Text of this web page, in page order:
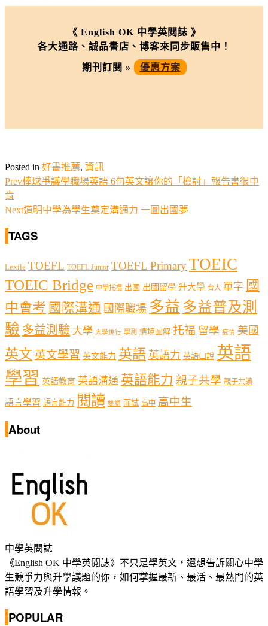
《 English OK 中學英閱誌 》
各大通路、誠品書店、博客來同步販售中！
期刊訂閱 » 優惠方案
Posted in 好書推薦, 資訊
Prev棒球爭議學職場英語 6句英文讓你的「檢討」報告書很中
肯
Next道明中學為學生奠定溝通力 一圓出國夢
TAGS
Lexile TOEFL TOEFL Junior TOEFL PrimaryTOEIC
TOEIC Bridge 中學托福 出國 出國留學 升大學 台大 單字 國
中會考 國際溝通 國際職場 多益 多益普及測
驗 多益測驗 大學 大學排行 學測 情境圖解 托福 留學 疫情 美國
英文 英文學習 英文能力 英語 英語力 英語口說 英語
學習 英語教育 英語溝通 英語能力 親子共學 親子共讀
語言學習 語言能力 閱讀 雙語 面試 高中 高中生
About
中學英閱誌
《English OK 中學英閱誌》不只是學英文，還想告訴關心中學
生競爭力與升學議題的你，如何掌握最新、最活、最熱門的英
語學習及升學情報。
POPULAR